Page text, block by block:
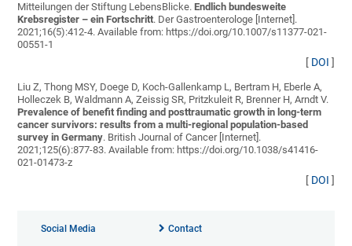
Mitteilungen der Stiftung LebensBlicke.Endlich bundesweite
Krebsregister – ein Fortschritt. Der Gastroenterologe [Internet].
2021;16(5):412-4. Available from: https://doi.org/10.1007/s11377-021-
00551-1
[ DOI ]
Liu Z, Thong MSY, Doege D, Koch-Gallenkamp L, Bertram H, Eberle A,
Holleczek B, Waldmann A, Zeissig SR, Pritzkuleit R, Brenner H, Arndt V.
Prevalence of benefit finding and posttraumatic growth in long-term
cancer survivors: results from a multi-regional population-based
survey in Germany. British Journal of Cancer [Internet].
2021;125(6):877-83. Available from: https://doi.org/10.1038/s41416-
021-01473-z
[ DOI ]
Social Media Contact